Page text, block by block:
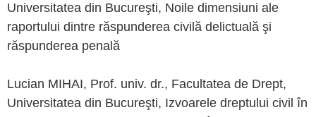
Universitatea din Bucureşti, Noile dimensiuni ale
raportului dintre răspunderea civilă delictuală şi
răspunderea penală
Lucian MIHAI, Prof. univ. dr., Facultatea de Drept,
Universitatea din Bucureşti, Izvoarele dreptului civil în